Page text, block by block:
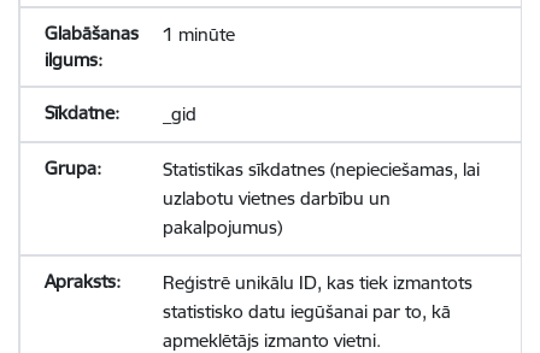
1 minūte
_gid
Statistikas sīkdatnes (nepieciešamas, lai
uzlabotu vietnes darbību un
pakalpojumus)
Reģistrē unikālu ID, kas tiek izmantots
statistisko datu iegūšanai par to, kā
apmeklētājs izmanto vietni.